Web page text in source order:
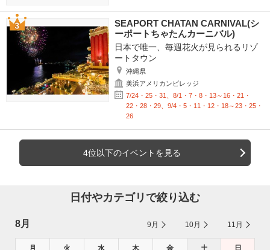
SEAPORT CHATAN CARNIVAL(シ
ーポートちゃたんカーニバル)
日本で唯一、毎週花火が見られるリゾ
ートタウン
沖縄県
美浜アメリカンビレッジ
7/24・25・31、8/1・7・8・13～16・21・
22・28・29、9/4・5・11・12・18～23・25・
26
4位以下のイベントを見る
日付やカテゴリで絞り込む
8月 9月 10月 11月